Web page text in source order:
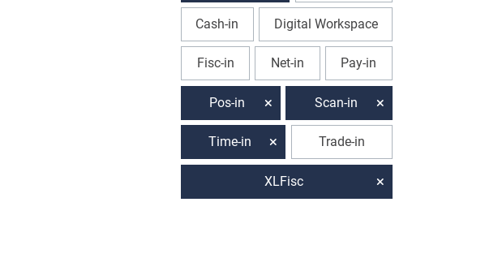
Cash-in Digital Workspace
Fisc-in Net-in Pay-in
Pos-in Scan-in
Time-in Trade-in
XLFisc